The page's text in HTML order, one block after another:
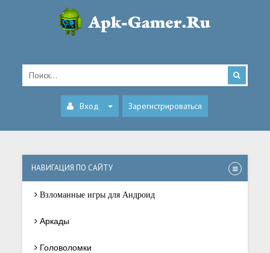
Вход Зарегистрироваться
НАВИГАЦИЯ ПО САЙТУ
Взломанные игры для Андроид
Аркады
Головоломки